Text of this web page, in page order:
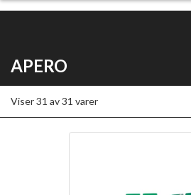
APERO
Viser31 av31 varer